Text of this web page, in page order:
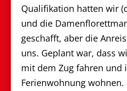
Qualifikation hatten wir
und die
geschafft, aber die
uns. Geplant war, dass
mit dem Zug fahren und
Ferienwohnung wohnen.